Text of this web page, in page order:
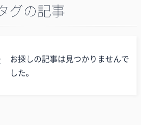
グの記事
お探しの記事は見つかりませんで
した。